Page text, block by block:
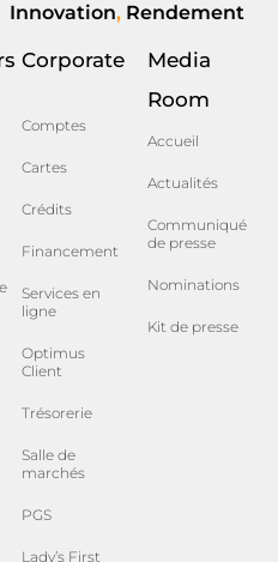
Innovation, Rendement
Corporate
Comptes
Cartes
Crédits
Financement
Services en
ligne
Optimus
Client
Trésorerie
Salle de
marchés
PGS
Lady’s First
Media
Room
Accueil
Actualités
Communiqué
de presse
Nominations
Kit de presse